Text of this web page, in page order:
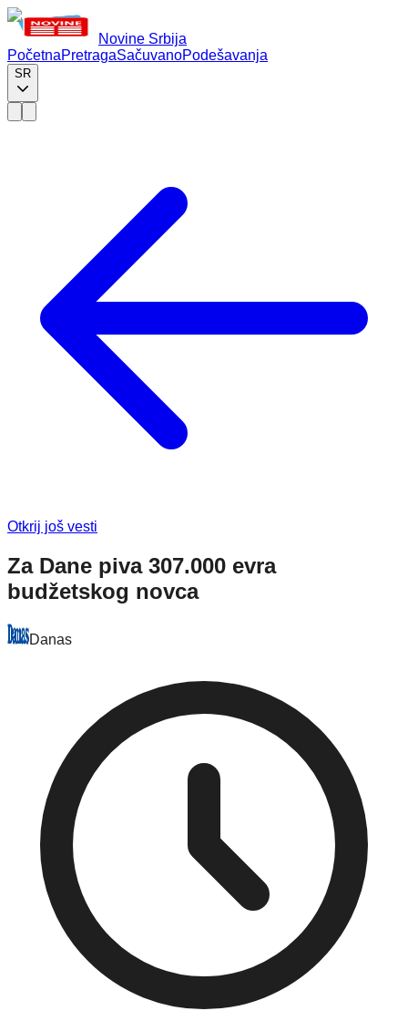
Novine Srbija
PočetnaPretragaSačuvanoPodešavanja
SR
Otkrij još vesti
Za Dane piva 307.000 evra
budžetskog novca
Danas